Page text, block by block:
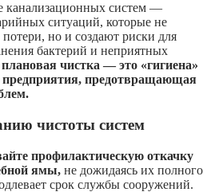
канализационных систем —
ситуаций, которые не
но и создают риски для
бактерий и неприятных
чистка — это «гигиена»
предприятия, предотвращающая
чистоты систем
профилактическую откачку
ямы, не дожидаясь их полного
срок службы сооружений.